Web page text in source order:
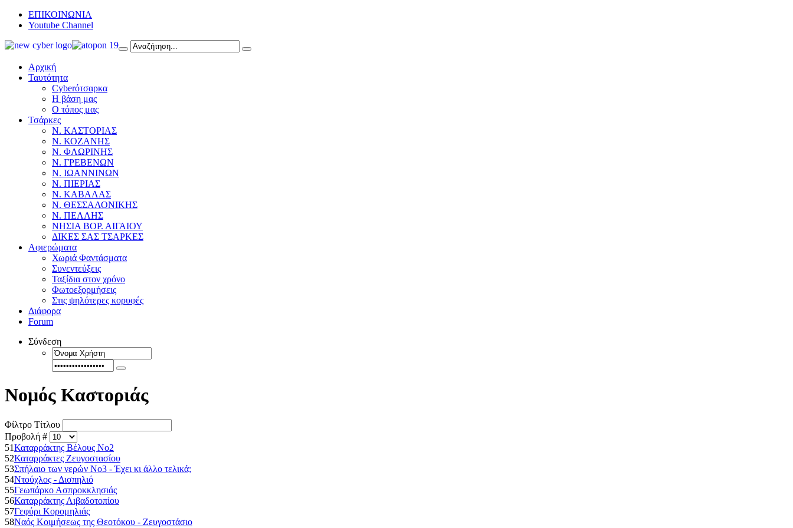
ΕΠΙΚΟΙΝΩΝΙΑ
Youtube Channel
Αρχική
Ταυτότητα
Cyberότσαρκα
Η βάση μας
Ο τόπος μας
Τσάρκες
Ν. ΚΑΣΤΟΡΙΑΣ
Ν. ΚΟΖΑΝΗΣ
Ν. ΦΛΩΡΙΝΗΣ
Ν. ΓΡΕΒΕΝΩΝ
Ν. ΙΩΑΝΝΙΝΩΝ
Ν. ΠΙΕΡΙΑΣ
Ν. ΚΑΒΑΛΑΣ
Ν. ΘΕΣΣΑΛΟΝΙΚΗΣ
Ν. ΠΕΛΛΗΣ
ΝΗΣΙΑ ΒΟΡ. ΑΙΓΑΙΟΥ
ΔΙΚΕΣ ΣΑΣ ΤΣΑΡΚΕΣ
Αφιερώματα
Χωριά Φαντάσματα
Συνεντεύξεις
Ταξίδια στον χρόνο
Φωτοεξορμήσεις
Στις ψηλότερες κορυφές
Διάφορα
Forum
Σύνδεση
Νομός Καστοριάς
Φίλτρο Τίτλου
Προβολή #
51Καταρράκτης Βέλους Νο2
52Καταρράκτες Ζευγοστασίου
53Σπήλαιο των νερών Νο3 - Έχει κι άλλο τελικά;
54Ντούχλος - Δισπηλιό
55Γεωπάρκο Ασπροκκλησιάς
56Καταρράκτης Λιβαδοτοπίου
57Γεφύρι Κορομηλιάς
58Ναός Κοιμήσεως της Θεοτόκου - Ζευγοστάσιο